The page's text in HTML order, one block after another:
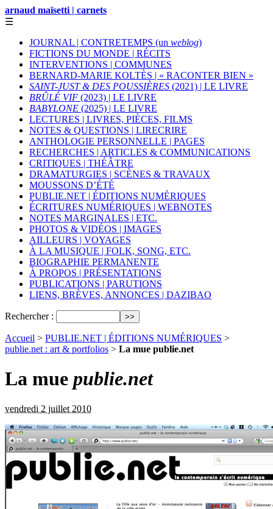
arnaud maïsetti | carnets
☰
JOURNAL | CONTRETEMPS (un weblog)
FICTIONS DU MONDE | RÉCITS
INTERVENTIONS | COMMUNES
BERNARD-MARIE KOLTÈS | « RACONTER BIEN »
SAINT-JUST & DES POUSSIÈRES (2021) | LE LIVRE
BRÛLÉ VIF (2023) | LE LIVRE
BABYLONE (2025) | LE LIVRE
LECTURES | LIVRES, PIÈCES, FILMS
NOTES & QUESTIONS | LIRECRIRE
ANTHOLOGIE PERSONNELLE | PAGES
RECHERCHES | ARTICLES & COMMUNICATIONS
CRITIQUES | THÉÂTRE
DRAMATURGIES | SCÈNES & TRAVAUX
MOUSSONS D’ÉTÉ
PUBLIE.NET | ÉDITIONS NUMÉRIQUES
ÉCRITURES NUMÉRIQUES | WEBNOTES
NOTES MARGINALES | ETC.
PHOTOS & VIDÉOS | IMAGES
AILLEURS | VOYAGES
À LA MUSIQUE | FOLK, SONG, ETC.
BIOGRAPHIE PERMANENTE
À PROPOS | PRÉSENTATIONS
PUBLICATIONS | PARUTIONS
LIENS, BRÈVES, ANNONCES | DAZIBAO
Rechercher :
Accueil > PUBLIE.NET | ÉDITIONS NUMÉRIQUES >
publie.net : art & portfolios > La mue publie.net
La mue publie.net
vendredi 2 juillet 2010